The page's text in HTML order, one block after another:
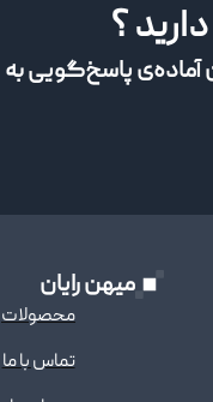
؟
آماده‌ی پاسخ‌گویی به
میهن رایان
محصولات
تماس با ما